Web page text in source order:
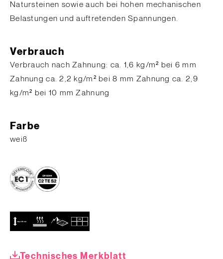
Natursteinen sowie auch bei hohen mechanischen
Belastungen und auftretenden Spannungen.
Verbrauch
​Verbrauch nach Zahnung: ca. 1,6 kg/m² bei 6 mm
Zahnung ca. 2,2 kg/m² bei 8 mm Zahnung ca. 2,9
kg/m² bei 10 mm Zahnung
Farbe
weiß
Technisches Merkblatt